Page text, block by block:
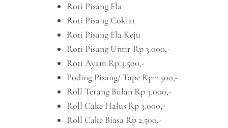
Roti Pisang Fla
Roti Pisang Coklat
Roti Pisang Fla Keju
Roti Pisang Untir Rp 3.000,-
Roti Ayam Rp 3.500,-
Poding Pisang/ Tape Rp 2.500,-
Roll Terang Bulan Rp 3.000,-
Roll Cake Halus Rp 3.000,-
Roll Cake Biasa Rp 2.500,-